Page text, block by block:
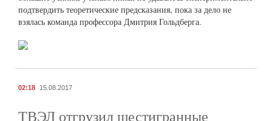
подтвердить теоретические предсказания, пока за дело не
взялась команда профессора Дмитрия Гольдберга.
02:18 15.08.2017
ТВЭЛ отгрузил шестигранные